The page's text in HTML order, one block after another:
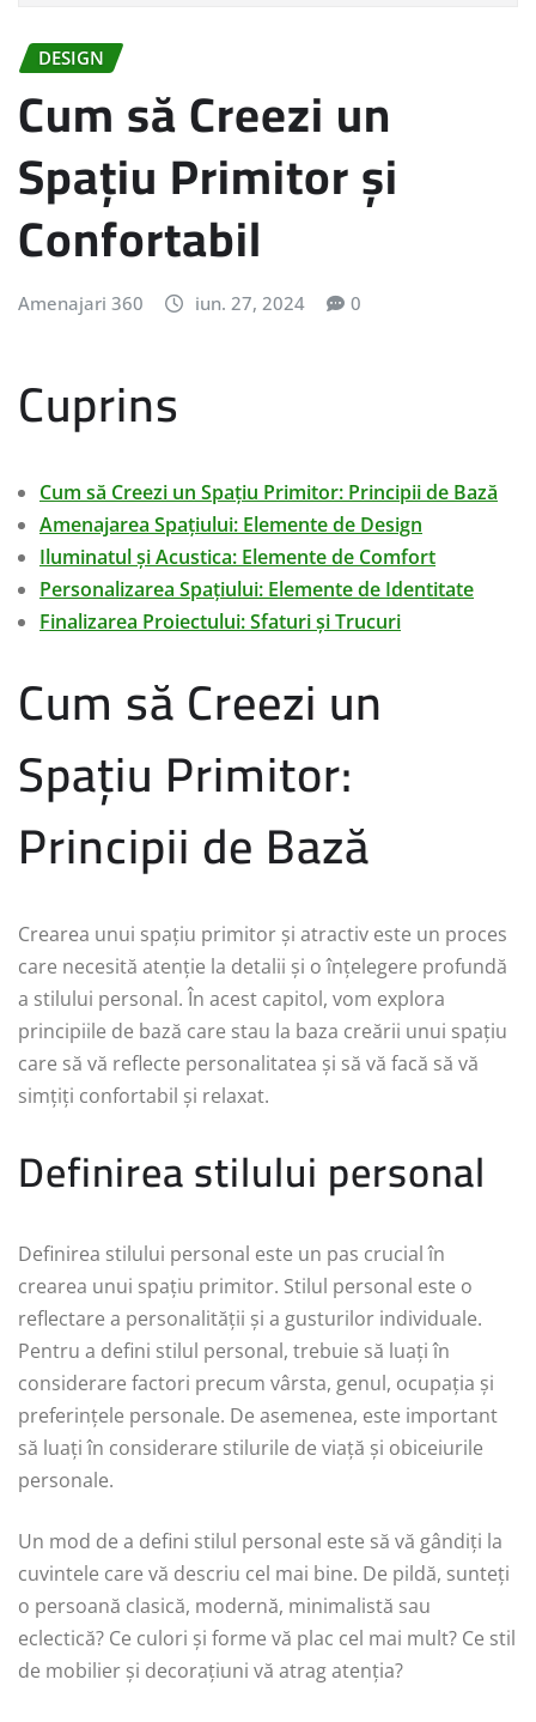
DESIGN
Cum să Creezi un
Spațiu Primitor și
Confortabil
Amenajari 360 iun. 27, 2024 0
Cuprins
Cum să Creezi un Spațiu Primitor: Principii de Bază
Amenajarea Spațiului: Elemente de Design
Iluminatul și Acustica: Elemente de Comfort
Personalizarea Spațiului: Elemente de Identitate
Finalizarea Proiectului: Sfaturi și Trucuri
Cum să Creezi un
Spațiu Primitor:
Principii de Bază
Crearea unui spațiu primitor și atractiv este un proces
care necesită atenție la detalii și o înțelegere profundă
a stilului personal. În acest capitol, vom explora
principiile de bază care stau la baza creării unui spațiu
care să vă reflecte personalitatea și să vă facă să vă
simțiți confortabil și relaxat.
Definirea stilului personal
Definirea stilului personal este un pas crucial în
crearea unui spațiu primitor. Stilul personal este o
reflectare a personalității și a gusturilor individuale.
Pentru a defini stilul personal, trebuie să luați în
considerare factori precum vârsta, genul, ocupația și
preferințele personale. De asemenea, este important
să luați în considerare stilurile de viață și obiceiurile
personale.
Un mod de a defini stilul personal este să vă gândiți la
cuvintele care vă descriu cel mai bine. De pildă, sunteți
o persoană clasică, modernă, minimalistă sau
eclectică? Ce culori și forme vă plac cel mai mult? Ce stil
de mobilier și decorațiuni vă atrag atenția?